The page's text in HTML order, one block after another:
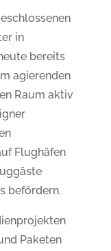
in
bereits
agierenden
Raum aktiv
Flughäfen
befördern.
Paketen